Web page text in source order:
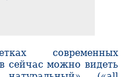
современных
сейчас можно видеть